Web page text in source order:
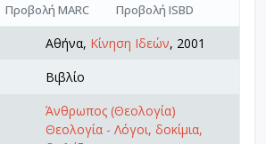
Προβολή MARC Προβολή ISBD
Αθήνα, Κίνηση Ιδεών, 2001
Βιβλίο
Άνθρωπος (Θεολογία)
Θεολογία - Λόγοι, δοκίμια,